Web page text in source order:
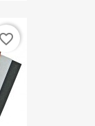
favorite_border